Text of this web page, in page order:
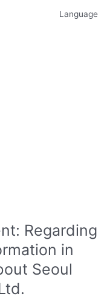
Language
Regarding
in
Seoul